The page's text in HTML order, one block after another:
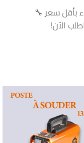
بأقل سعر 🔧
الآن!